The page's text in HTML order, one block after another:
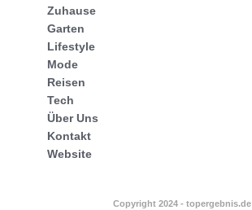
Zuhause
Garten
Lifestyle
Mode
Reisen
Tech
Über Uns
Kontakt
Website
Copyright 2024 - topergebnis.de